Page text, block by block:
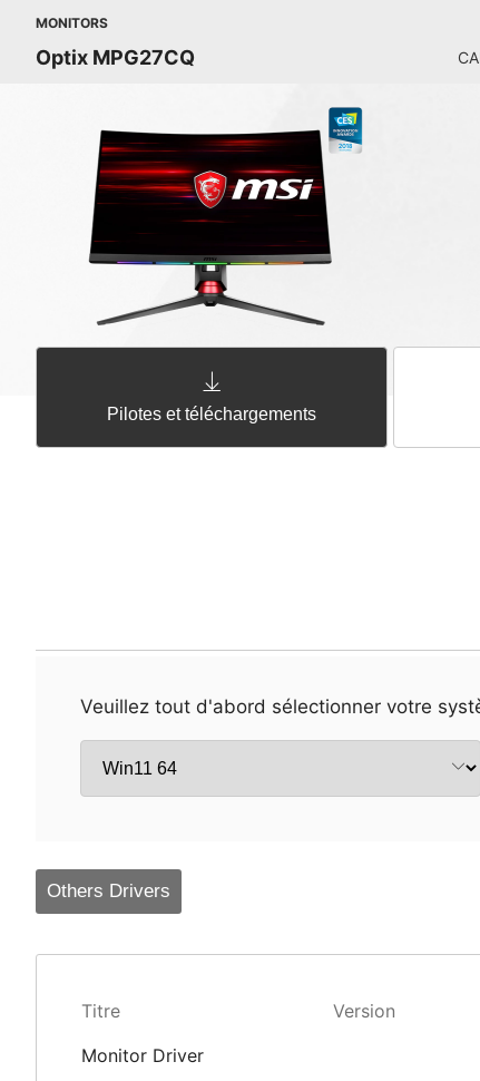
MONITORS
Optix MPG27CQ
Pilotes et téléchargements
Veuillez tout d'abord sélectionner votre
Others Drivers
Titre Version
Monitor Driver